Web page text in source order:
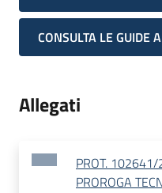
CONSULTA LE GUIDE
Allegati
PROT. 102641/
PROROGA